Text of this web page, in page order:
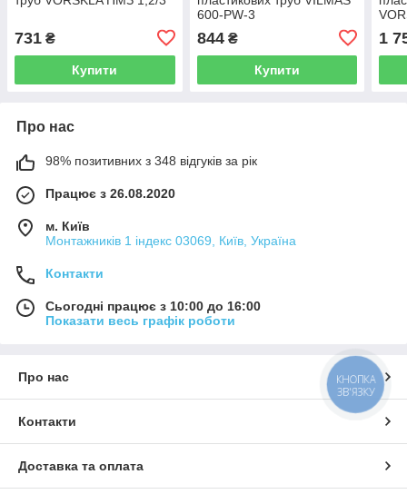
731 ₴
Купити
600-PW-3
844₴
Купити
1
Про нас
98% позитивних з 348 відгуків за рік
Працює з 26.08.2020
м. Київ
Монтажників 1 індекс 03069, Київ, Україна
Контакти
Сьогодні працює з 10:00 до 16:00
Показати весь графік роботи
Про нас
Контакти
Доставка та оплата
КНОПКА
ЗВ'ЯЗКУ